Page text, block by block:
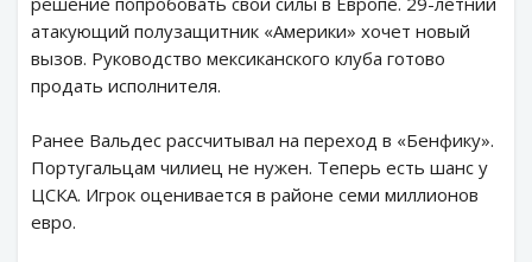
атакующий полузащитник «Америки» хочет новый
вызов. Руководство мексиканского клуба готово
продать исполнителя.
Ранее Вальдес рассчитывал на переход в «Бенфику».
Португальцам чилиец не нужен. Теперь есть шанс у
ЦСКА. Игрок оценивается в районе семи миллионов
евро.